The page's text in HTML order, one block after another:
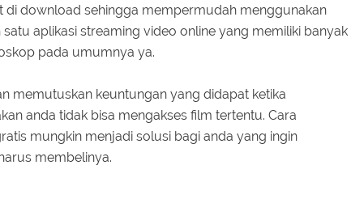
download sehingga mempermudah menggunakan
aplikasi streaming video online yang memiliki banyak
pada umumnya ya.
memutuskan keuntungan yang didapat ketika
anda tidak bisa mengakses film tertentu. Cara
mungkin menjadi solusi bagi anda yang ingin
membelinya.